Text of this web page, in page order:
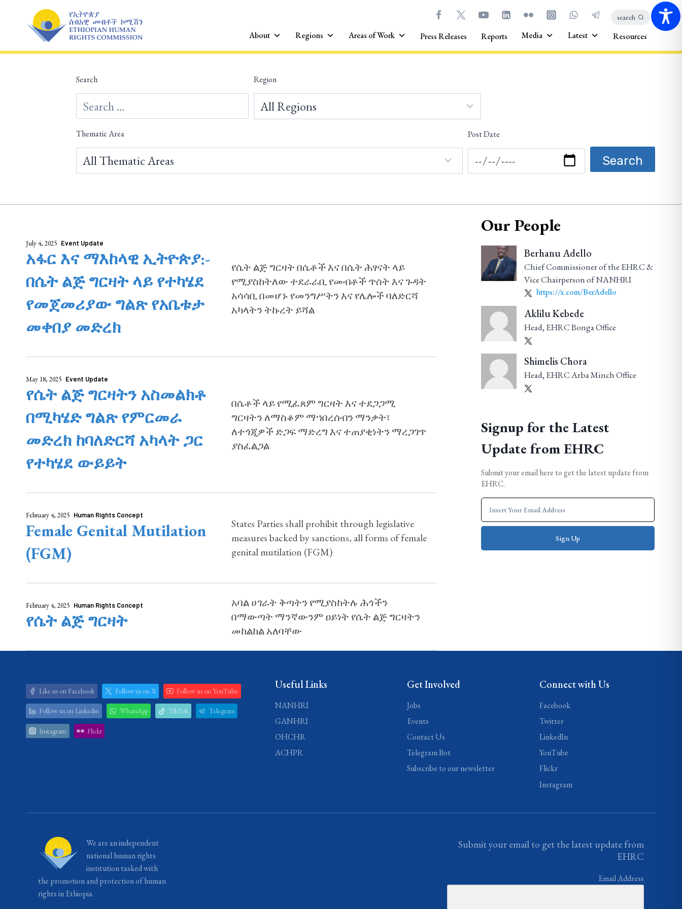
content
search
About Regions Areas of Work Press Releases Reports Media Latest Resources
Search Region
Thematic Area Post Date
July 4, 2025 Event Update
አፋር እና ማእከላዊ ኢትዮጵያ:-
በሴት ልጅ ግርዛት ላይ የተካሄደ
የመጀመሪያው ግልጽ የአቤቱታ
መቀበያ መድረክ
የሴት ልጅ ግርዛት በሴቶች እና በሴት ሕፃናት ላይ
የሚያስከትለው ተደራራቢ የመብቶች ጥሰት እና ጉዳት
አሳሳቢ በመሆኑ የመንግሥትን እና የሌሎች ባለድርሻ
አካላትን ትኩረት ይሻል
May 18, 2025 Event Update
የሴት ልጅ ግርዛትን አስመልክቶ
በሚካሄድ ግልጽ የምርመራ
መድረክ ከባለድርሻ አካላት ጋር
የተካሄደ ውይይት
በሴቶች ላይ የሚፈጸም ግርዛት እና ተደጋጋሚ
ግርዛትን ለማስቆም ማኀበረሰብን ማንቃት፣
ለተጎጂዎች ድጋፍ ማድረግ እና ተጠያቂነትን ማረጋገጥ
ያስፈልጋል
February 4, 2025 Human Rights Concept
Female Genital Mutilation
(FGM)
States Parties shall prohibit through legislative
measures backed by sanctions, all forms of female
genital mutilation (FGM)
February 4, 2025 Human Rights Concept
የሴት ልጅ ግርዛት
አባል ሀገራት ቅጣትን የሚያስከትሉ ሕጎችን
በማውጣት ማንኛውንም ዐይነት የሴት ልጅ ግርዛትን
መከልከል አለባቸው
Our People
Berhanu Adello
Chief Commissioner of the EHRC &
Vice Chairperson of NANHRI
https://x.com/BerAdello
Aklilu Kebede
Head, EHRC Bonga Office
Shimelis Chora
Head, EHRC Arba Minch Office
Signup for the Latest
Update from EHRC
Submit your email here to get the latest update from
EHRC.
Like us on Facebook Follow us on X Follow us on YouTube
Follow us on Linkedin WhatsApp TikTok Telegram
Instagram Flickr
Useful Links
NANHRI
GANHRI
OHCHR
ACHPR
Get Involved
Jobs
Events
Contact Us
Telegram Bot
Subscribe to our newsletter
Connect with Us
Facebook
Twitter
LinkedIn
YouTube
Flickr
Instagram
We are an independent
national human rights
institution tasked with
the promotion and protection of human
rights in Ethiopia.
Submit your email to get the latest update from
EHRC
Email Address